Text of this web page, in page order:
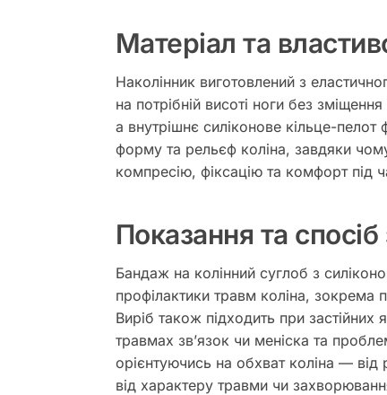
Матеріал та
Наколінник виготовлений з
на потрібній висоті ноги без
а внутрішнє силіконове кільце-пелот
форму та рельєф коліна, завдяки
компресію, фіксацію та комфорт під
Показання та
Бандаж на колінний суглоб з
профілактики травм коліна, зокрема
Виріб також підходить при
травмах звʼязок чи меніска та
орієнтуючись на обхват коліна —
від характеру травми чи